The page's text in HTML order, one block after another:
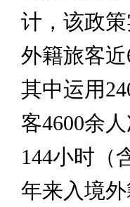
计，该政
外籍旅客
其中运用
客4600余
144小时（
年来入境外